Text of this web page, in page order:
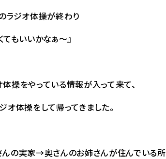
ラジオ体操が終わり
てもいいかなぁ～』
操をやっている情報が入って来て、
オ体操をして帰ってきました。
の実家→奥さんのお姉さんが住んでいる所